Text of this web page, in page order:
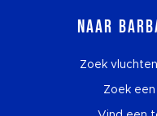
Naar
Zoek
Zoek